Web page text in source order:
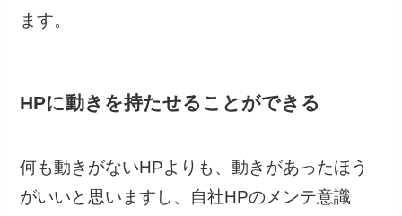
ます。
HPに動きを持たせることができる
何も動きがないHPよりも、動きがあったほう
がいいと思いますし、自社HPのメンテ意識